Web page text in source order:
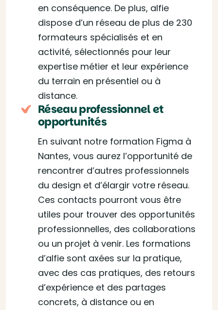
en conséquence. De plus, alfie
dispose d’un réseau de plus de 230
formateurs spécialisés et en
activité, sélectionnés pour leur
expertise métier et leur expérience
du terrain en présentiel ou à
distance.
Réseau professionnel et
opportunités
En suivant notre formation Figma à
Nantes, vous aurez l’opportunité de
rencontrer d’autres professionnels
du design et d’élargir votre réseau.
Ces contacts pourront vous être
utiles pour trouver des opportunités
professionnelles, des collaborations
ou un projet à venir. Les formations
d’alfie sont axées sur la pratique,
avec des cas pratiques, des retours
d’expérience et des partages
concrets, à distance ou en